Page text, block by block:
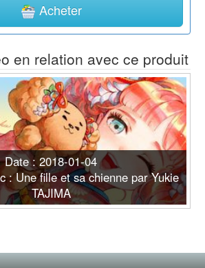
Acheter
en relation avec ce produit
Date : 2018-01-04
: Une fille et sa chienne par Yukie
TAJIMA